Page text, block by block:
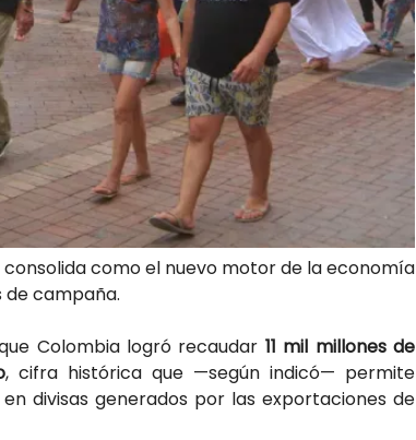
como el nuevo motor de la economía
de campaña.
Colombia logró recaudar 11 mil millones de
, cifra histórica que —según indicó— permite
divisas generados por las exportaciones de